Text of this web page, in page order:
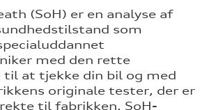
(SoH) er en analyse af
som
med den rette
til at tjekke din bil og med
originale tester, der er
til fabrikken. SoH-